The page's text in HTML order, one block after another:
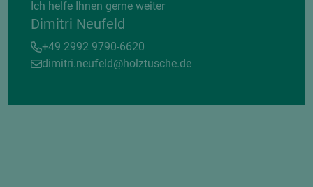
Ich helfe Ihnen gerne weiter
Dimitri Neufeld
+49 2992 9790-6620
dimitri.neufeld@holztusche.de